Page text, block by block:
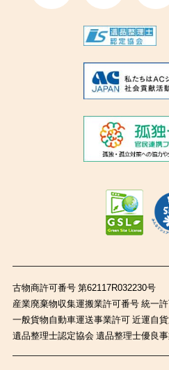
古物商許可番号 第62117R032230号
産業廃棄物収集運搬業許可番号 統一
一般貨物自動車運送事業許可 近運自
遺品整理士認定協会 遺品整理士優良